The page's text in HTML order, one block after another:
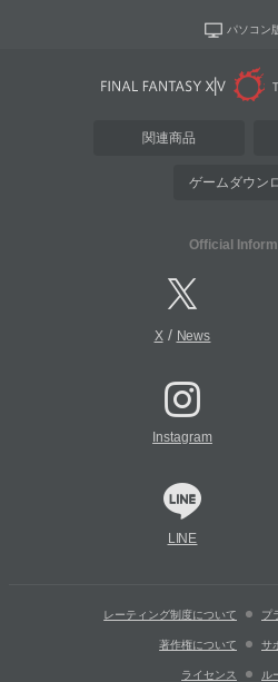
パソコン
関連商品
ゲームダウン
Official
X/ News
Instagram
LINE
レーティング制度について プ
著作権について サ
ライセンス ル